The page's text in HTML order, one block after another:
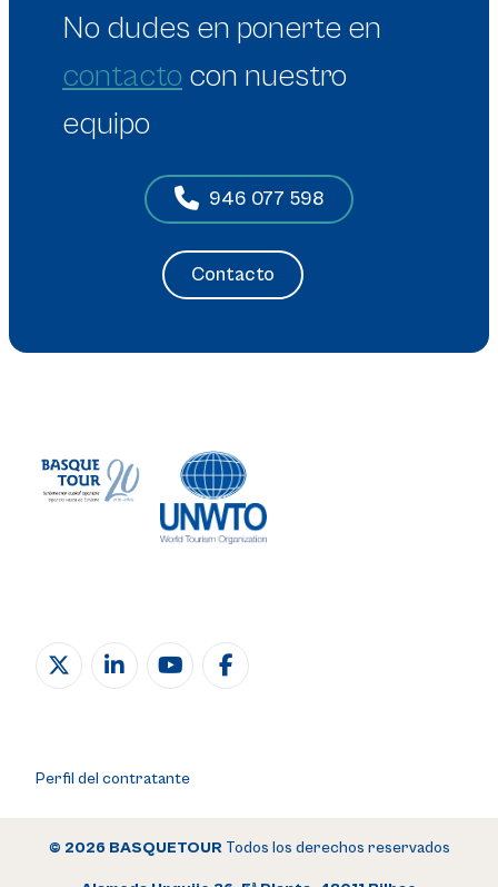
No dudes en ponerte en
contacto con nuestro
equipo
946 077 598
Contacto
Perfil del contratante
© 2026 BASQUETOURTodos los derechos reservados